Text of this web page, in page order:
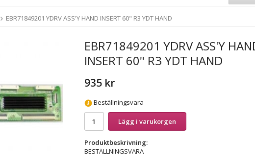
EBR71849201 YDRV ASS'Y HAND INSERT 60" R3 YDT HAND
EBR71849201 YDRV ASS'Y
INSERT 60" R3 YDT HAND
935 kr
Beställningsvara
Lägg i varukorgen
Produktbeskrivning:
BESTÄLLNINGSVARA